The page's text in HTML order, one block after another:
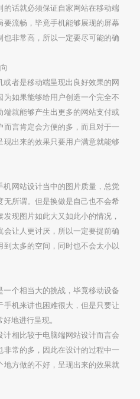
话就必须保证自家网站在移动端
流畅，毕竟手机能够展现的屏幕
非常高，所以一定要尽可能的确
者是移动端呈现出良好效果的网
如果能够给用户创造一个完全不
就能够产生出更多的网站支付或
言肯定会方便的多，而且对于一
出来的效果只要用户满意就能够
网站设计当中的图片质量，总觉
所谓。但是换做是自己也不会希
现图片如此大又如此小的情况，
让人更讨厌，所以一定要提前确
太多的空间，同时也不会太小以
个相当大的挑战，毕竟移动设备
机来讲也困难很大，但是只要让
地进行呈现。
相比较于电脑端网站设计而言会
常的多，因此在设计的过程中一
方做的不好，呈现出来的效果就